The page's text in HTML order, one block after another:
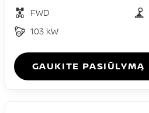
FWD
103 kW
GAUKITE PASIŪLYMĄ